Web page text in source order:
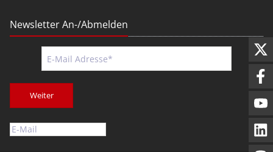
Newsletter An-/Abmelden
Weiter